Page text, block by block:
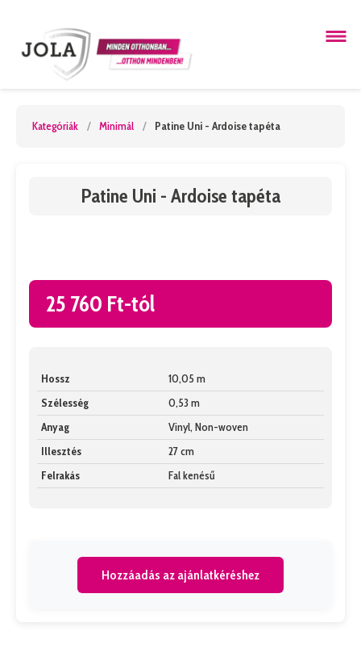
Kategóriák / Minimál / Patine Uni - Ardoise tapéta
Patine Uni - Ardoise tapéta
25 760 Ft-tól
Hossz
10,05 m
Szélesség
0,53 m
Anyag
Vinyl, Non-woven
Illesztés
27 cm
Felrakás
Fal kenésű
Hozzáadás az ajánlatkéréshez